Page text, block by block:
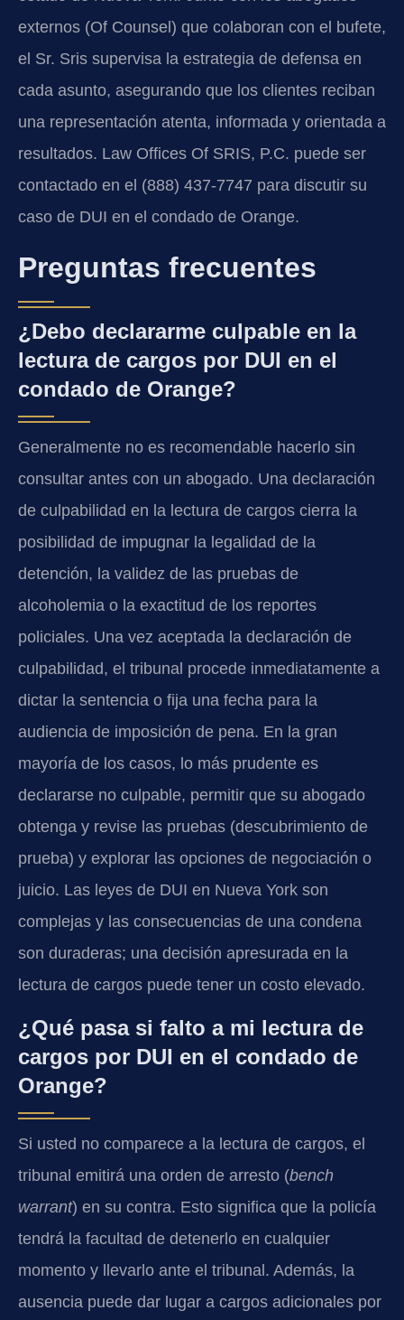
externos (Of Counsel) que colaboran con el bufete,
el Sr. Sris supervisa la estrategia de defensa en
cada asunto, asegurando que los clientes reciban
una representación atenta, informada y orientada a
resultados. Law Offices Of SRIS, P.C. puede ser
contactado en el (888) 437-7747 para discutir su
caso de DUI en el condado de Orange.
Preguntas frecuentes
¿Debo declararme culpable en la
lectura de cargos por DUI en el
condado de Orange?
Generalmente no es recomendable hacerlo sin
consultar antes con un abogado. Una declaración
de culpabilidad en la lectura de cargos cierra la
posibilidad de impugnar la legalidad de la
detención, la validez de las pruebas de
alcoholemia o la exactitud de los reportes
policiales. Una vez aceptada la declaración de
culpabilidad, el tribunal procede inmediatamente a
dictar la sentencia o fija una fecha para la
audiencia de imposición de pena. En la gran
mayoría de los casos, lo más prudente es
declararse no culpable, permitir que su abogado
obtenga y revise las pruebas (descubrimiento de
prueba) y explorar las opciones de negociación o
juicio. Las leyes de DUI en Nueva York son
complejas y las consecuencias de una condena
son duraderas; una decisión apresurada en la
lectura de cargos puede tener un costo elevado.
¿Qué pasa si falto a mi lectura de
cargos por DUI en el condado de
Orange?
Si usted no comparece a la lectura de cargos, el
tribunal emitirá una orden de arresto (bench
warrant) en su contra. Esto significa que la policía
tendrá la facultad de detenerlo en cualquier
momento y llevarlo ante el tribunal. Además, la
ausencia puede dar lugar a cargos adicionales por